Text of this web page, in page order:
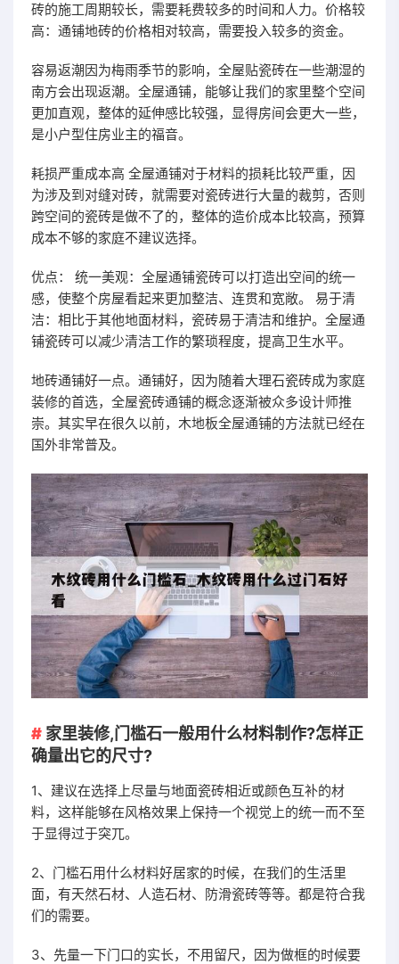
砖的施工周期较长，需要耗费较多的时间和人力。价格较
高：通铺地砖的价格相对较高，需要投入较多的资金。
容易返潮因为梅雨季节的影响，全屋贴瓷砖在一些潮湿的
南方会出现返潮。全屋通铺，能够让我们的家里整个空间
更加直观，整体的延伸感比较强，显得房间会更大一些，
是小户型住房业主的福音。
耗损严重成本高 全屋通铺对于材料的损耗比较严重，因
为涉及到对缝对砖，就需要对瓷砖进行大量的裁剪，否则
跨空间的瓷砖是做不了的，整体的造价成本比较高，预算
成本不够的家庭不建议选择。
优点： 统一美观：全屋通铺瓷砖可以打造出空间的统一
感，使整个房屋看起来更加整洁、连贯和宽敞。 易于清
洁：相比于其他地面材料，瓷砖易于清洁和维护。全屋通
铺瓷砖可以减少清洁工作的繁琐程度，提高卫生水平。
地砖通铺好一点。通铺好，因为随着大理石瓷砖成为家庭
装修的首选，全屋瓷砖通铺的概念逐渐被众多设计师推
崇。其实早在很久以前，木地板全屋通铺的方法就已经在
国外非常普及。
家里装修,门槛石一般用什么材料制作?怎样正
确量出它的尺寸?
1、建议在选择上尽量与地面瓷砖相近或颜色互补的材
料，这样能够在风格效果上保持一个视觉上的统一而不至
于显得过于突兀。
2、门槛石用什么材料好居家的时候，在我们的生活里
面，有天然石材、人造石材、防滑瓷砖等等。都是符合我
们的需要。
3、先量一下门口的实长，不用留尺，因为做框的时候要